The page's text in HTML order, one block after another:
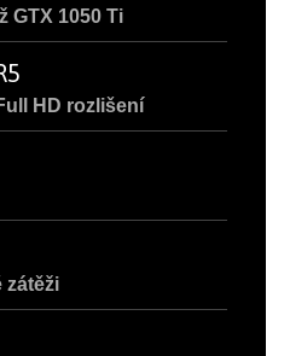
GTX 1050 Ti
HD rozlišení
zátěži